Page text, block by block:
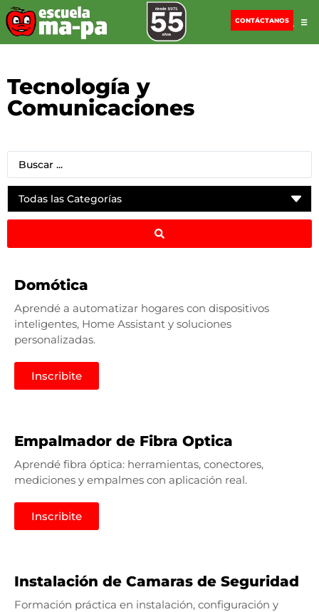
CONTÁCTANOS
Tecnología y
Comunicaciones
Domótica
Aprendé a automatizar hogares con dispositivos
inteligentes, Home Assistant y soluciones
personalizadas.
Inscribite
Empalmador de Fibra Optica
Aprendé fibra óptica: herramientas, conectores,
mediciones y empalmes con aplicación real.
Inscribite
Instalación de Camaras de Seguridad
Formación práctica en instalación, configuración y